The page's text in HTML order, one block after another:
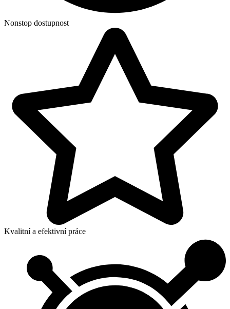
Nonstop dostupnost
Kvalitní a efektivní práce